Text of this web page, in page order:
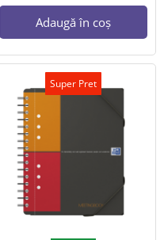
Adaugă în coș
Super Pret